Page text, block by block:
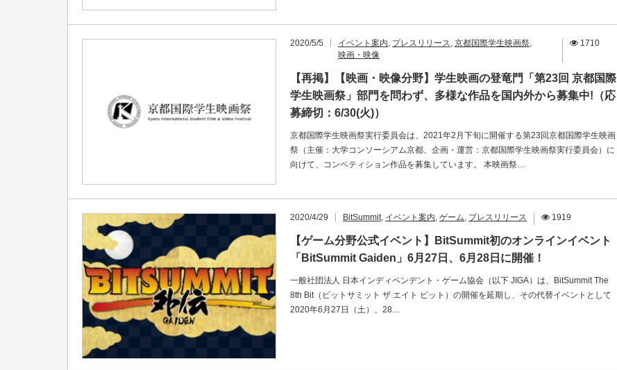
2020/5/5 イベント案内, プレスリリース, 京都国際学生映画祭,
映画・映像
1710
【再掲】【映画・映像分野】学生映画の登竜門「第23回 京都国際
学生映画祭」部門を問わず、多様な作品を国内外から募集中!（応
募締切：6/30(火)）
京都国際学生映画祭実行委員会は、2021年2月下旬に開催する第23回京都国際学生映画
祭（主催：大学コンソーシアム京都、企画・運営：京都国際学生映画祭実行委員会）に
向けて、コンペティション作品を募集しています。 本映画祭…
2020/4/29 BitSummit, イベント案内, ゲーム, プレスリリース 1919
【ゲーム分野公式イベント】BitSummit初のオンラインイベント
「BitSummit Gaiden」6月27日、6月28日に開催！
一般社団法人 日本インディペンデント・ゲーム協会（以下 JIGA）は、BitSummit The
8th Bit（ビットサミット ザ エイト ビット）の開催を延期し、その代替イベントとして
2020年6月27日（土）、28…